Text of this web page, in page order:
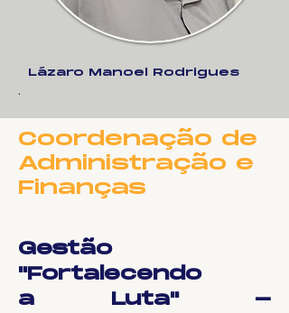
Lázaro Manoel Rodrigues
.
Coordenação de
Administração e
Finanças
Gestão
"Fortalecendo
a Luta" -